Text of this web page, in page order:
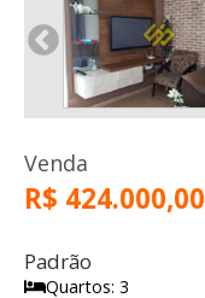
Venda
R$ 424.000,00
Padrão
Quartos: 3